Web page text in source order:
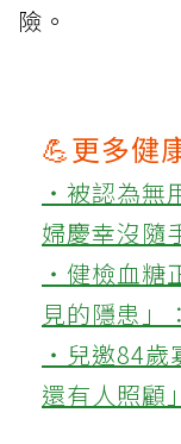
險。
💪更多健
‧被認為無
婦慶幸沒隨
‧健檢血糖
見的隱患」
‧兒邀84歲
還有人照顧